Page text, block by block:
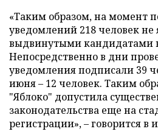
«Таким образом, на момент
уведомлений 218 человек не
выдвинутыми кандидатами
Непосредственно в дни
уведомления подписали 39
июня – 12 человек. Таким
"Яблоко" допустила
законодательства еще на
регистрации», – говорится в